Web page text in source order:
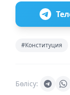
#Конституция
Бөлісу: